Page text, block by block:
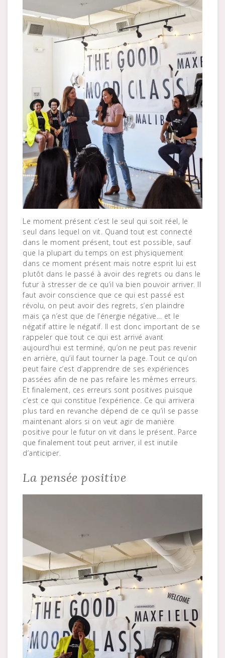
Le moment présent c’est le seul qui soit réel, le
seul dans lequel on vit. Quand tout est connecté
dans le moment présent, tout est possible, sauf
que la plupart du temps on est physiquement
dans ce moment présent mais notre esprit lui est
plutôt dans le passé à avoir des regrets ou dans le
futur à stresser de ce qu’il va bien pouvoir arriver. Il
faut avoir conscience que ce qui est passé est
révolu, on peut avoir des regrets, s’en plaindre
mais ça n’est que de l’énergie négative… et le
négatif attire le négatif. Il est donc important de se
rappeler que tout ce qui est arrivé avant
aujourd’hui est terminé, qu’on ne peut pas revenir
en arrière, qu’il faut tourner la page. Tout ce qu’on
peut faire c’est d’apprendre de ses expériences
passées afin de ne pas refaire les mêmes erreurs.
Et finalement, ces erreurs sont positives puisque
c’est ce qui constitue l’expérience. Ce qui arrivera
plus tard en revanche dépend de ce qu’il se passe
maintenant alors si on veut agir de manière
positive pour le futur on vit dans le présent. Parce
que finalement tout peut arriver, il est inutile
d’anticiper.
La pensée positive